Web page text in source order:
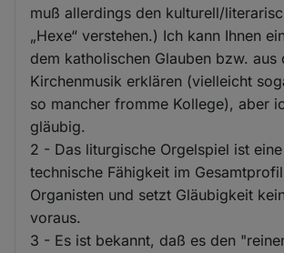
muß allerdings den kulturell/
„Hexe“ verstehen.) Ich kann Ihnen
dem katholischen Glauben bzw. aus
Kirchenmusik erklären (vielleicht
so mancher fromme Kollege), aber
gläubig.
2 - Das liturgische Orgelspiel ist
technische Fähigkeit im
Organisten und setzt Gläubigkeit
voraus.
3 - Es ist bekannt, daß es den